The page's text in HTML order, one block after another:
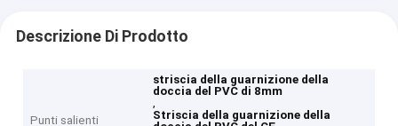
Descrizione Di Prodotto
Punti salienti
striscia della guarnizione della
doccia del PVC di 8mm
,
Striscia della guarnizione della